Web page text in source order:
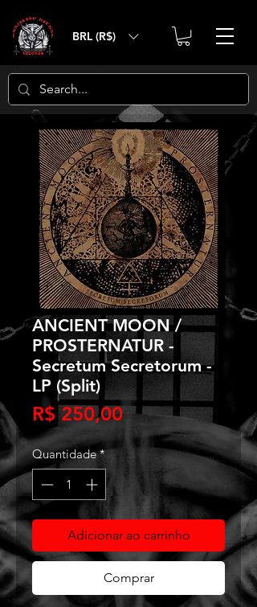
BRL (R$)
ANCIENT MOON /
PROSTERNATUR -
Secretum Secretorum -
LP (Split)
R$ 250,00Preço
Quantidade *
Adicionar ao carrinho
Comprar